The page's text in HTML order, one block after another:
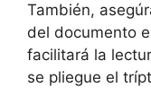
También,
del documento
facilitará la
se pliegue el